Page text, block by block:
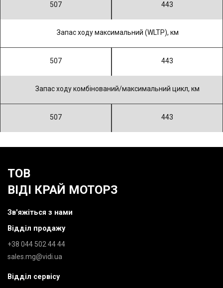
507 443
Запас ходу максимальний (WLTP), км
507 443
Запас ходу комбінований/максимальний цикл, км
507 443
ТОВ
ВІДІ КРАЙ МОТОРЗ
Зв'яжіться з нами
Відділ продажу
+38 044 502 44 44
sales.mg@vidi.ua
Відділ сервісу